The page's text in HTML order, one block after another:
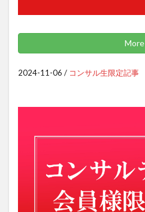
More
2024-11-06 / コンサル生限定記事